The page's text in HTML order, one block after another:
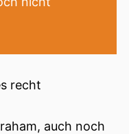
recht
auch noch